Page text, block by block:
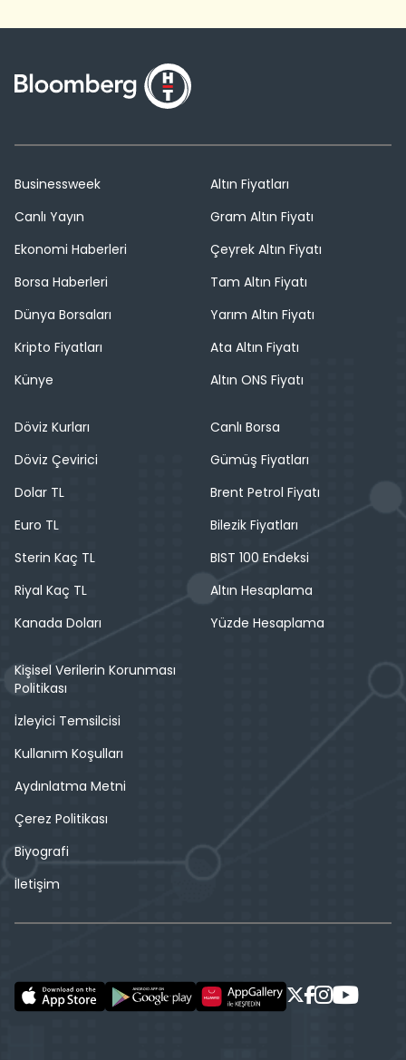
Businessweek
Canlı Yayın
Ekonomi Haberleri
Borsa Haberleri
Dünya Borsaları
Kripto Fiyatları
Künye
Altın Fiyatları
Gram Altın Fiyatı
Çeyrek Altın Fiyatı
Tam Altın Fiyatı
Yarım Altın Fiyatı
Ata Altın Fiyatı
Altın ONS Fiyatı
Döviz Kurları
Döviz Çevirici
Dolar TL
Euro TL
Sterin Kaç TL
Riyal Kaç TL
Kanada Doları
Canlı Borsa
Gümüş Fiyatları
Brent Petrol Fiyatı
Bilezik Fiyatları
BIST 100 Endeksi
Altın Hesaplama
Yüzde Hesaplama
Kişisel Verilerin Korunması
Politikası
İzleyici Temsilcisi
Kullanım Koşulları
Aydınlatma Metni
Çerez Politikası
Biyografi
İletişim